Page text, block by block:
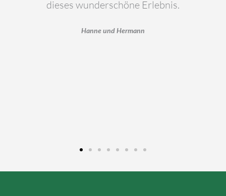
dieses wunderschöne Erlebnis.
Hanne und Hermann